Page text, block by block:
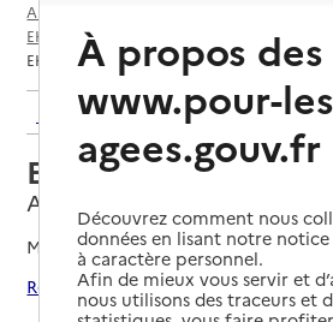
Annuaire EHPAD et maisons de retraite
EHPAD par département
Rhône (69D)
EHPAD d'Amplepuis
Retour aux résultats de
EHPAD d'Amplepuis
Amplepuis, RHONE
Mis à jour le15/04/2026
Rechercher les établissements
À propos
www.pour-
agees.gouv.fr
Découvrez comment nous
données en lisant notre
à caractère personnel.
Afin de mieux vous servir et
nous utilisons des traceurs et